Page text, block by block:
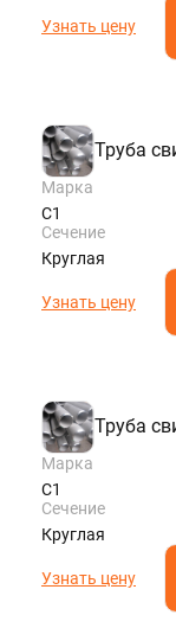
Узнать цену
Труба
Марка
С1
Сечение
Круглая
Узнать цену
Труба
Марка
С1
Сечение
Круглая
Узнать цену